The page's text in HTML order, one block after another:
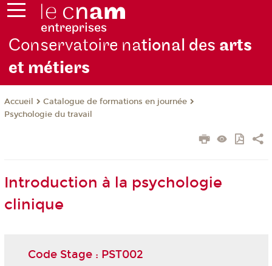
Conservatoire national des arts
et métiers
Accueil
Catalogue de formations en journée
Psychologie du travail
Introduction à la psychologie
clinique
Code Stage : PST002